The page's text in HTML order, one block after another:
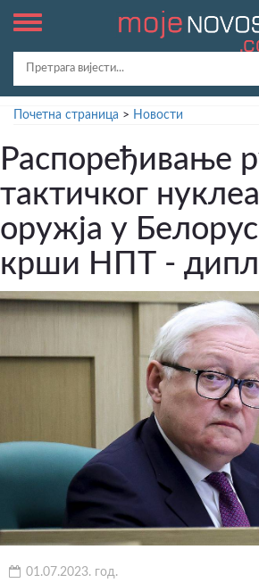
Почетна страница > Новости
Распоређивање
тактичког
оружја у
крши НПТ -
01.07.2023. год.